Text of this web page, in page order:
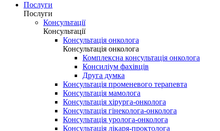
Послуги
Послуги
Консультації
Консультації
Консультація онколога
Консультація онколога
Комплексна консультація онколога
Консиліум фахівців
Друга думка
Консультація променевого терапевта
Консультація мамолога
Консультація хірурга-онколога
Консультація гінеколога-онколога
Консультація уролога-онколога
Консультація лікаря-проктолога